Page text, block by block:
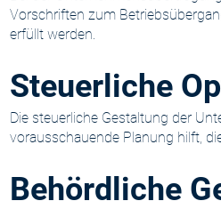
Vorschriften zum
erfüllt werden.
Steuerliche
Die steuerliche Gestaltung der
vorausschauende Planung hilft,
Behördliche